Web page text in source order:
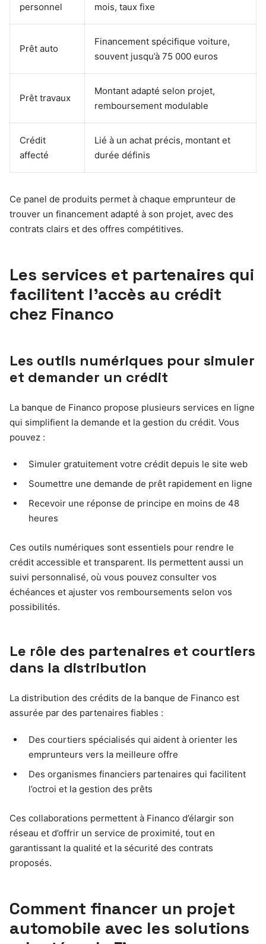
personnel
mois, taux fixe
Prêt auto
Financement spécifique voiture,
souvent jusqu’à 75 000 euros
Prêt travaux
Montant adapté selon projet,
remboursement modulable
Crédit
affecté
Lié à un achat précis, montant et
durée définis
Ce panel de produits permet à chaque emprunteur de
trouver un financement adapté à son projet, avec des
contrats clairs et des offres compétitives.
Les services et partenaires qui
facilitent l’accès au crédit
chez Financo
Les outils numériques pour simuler
et demander un crédit
La banque de Financo propose plusieurs services en ligne
qui simplifient la demande et la gestion du crédit. Vous
pouvez :
Simuler gratuitement votre crédit depuis le site web
Soumettre une demande de prêt rapidement en ligne
Recevoir une réponse de principe en moins de 48
heures
Ces outils numériques sont essentiels pour rendre le
crédit accessible et transparent. Ils permettent aussi un
suivi personnalisé, où vous pouvez consulter vos
échéances et ajuster vos remboursements selon vos
possibilités.
Le rôle des partenaires et courtiers
dans la distribution
La distribution des crédits de la banque de Financo est
assurée par des partenaires fiables :
Des courtiers spécialisés qui aident à orienter les
emprunteurs vers la meilleure offre
Des organismes financiers partenaires qui facilitent
l’octroi et la gestion des prêts
Ces collaborations permettent à Financo d’élargir son
réseau et d’offrir un service de proximité, tout en
garantissant la qualité et la sécurité des contrats
proposés.
Comment financer un projet
automobile avec les solutions